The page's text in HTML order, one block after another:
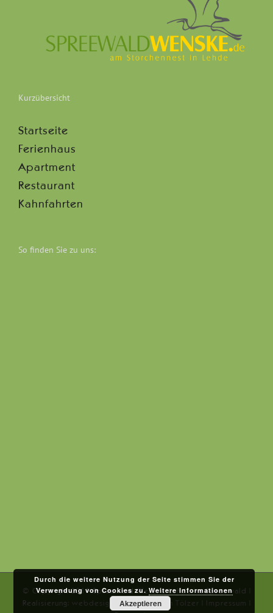
Kurzübersicht
Startseite
Ferienhaus
Apartment
Restaurant
Kahnfahrten
So finden Sie zu uns:
© Copyright 2019 Spreewald-Wenske Lehde im Spreewald |
Realisierung: webdesign cottbus - Ulrich Tölzer Impressum
Durch die weitere Nutzung der Seite stimmen Sie der
Verwendung von Cookies zu.Weitere Informationen
Akzeptieren